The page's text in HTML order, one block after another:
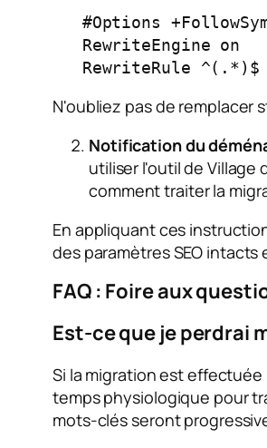
RewriteRule
N'oubliez pas de remplacer
Notification du
utiliser l'outil de
comment traiter la
En appliquant ces
des paramètres SEO
FAQ : Foire aux
Est-ce que je perdrai
Si la migration est
temps physiologique pour
mots-clés seront